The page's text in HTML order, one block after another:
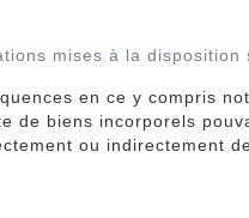
mises à la disposition
en ce y compris
biens incorporels
ou indirectement